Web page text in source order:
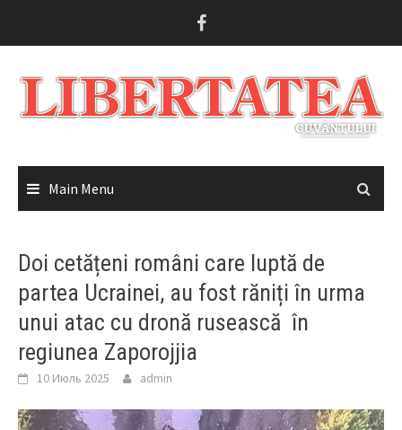
Main Menu
Doi cetățeni români care luptă de
partea Ucrainei, au fost răniți în urma
unui atac cu dronă rusească în
regiunea Zaporojjia
10 Июль 2025 admin